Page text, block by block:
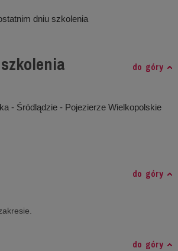
dniu szkolenia
do góry
- Śródlądzie ‐ Pojezierze Wielkopolskie
do góry
do góry